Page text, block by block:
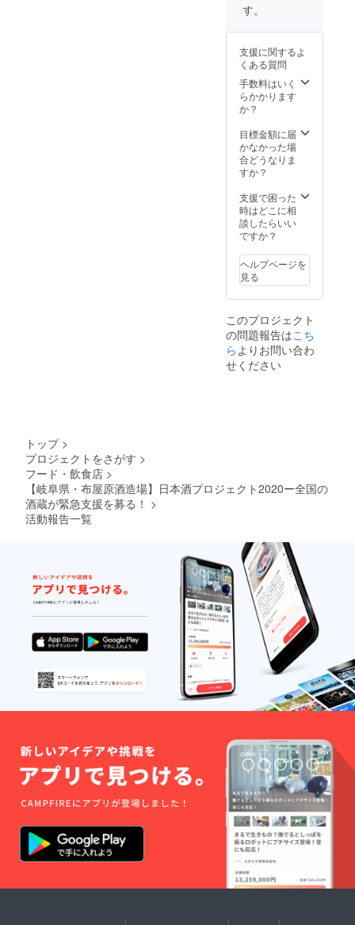
ジェクト2020」運営事務局
株式会社Agnavi 代表取締
役CEO東京農業大学大学
院 農学研究科 博士課程
律で禁
ていま
す ※ 配
送日時
の指定
は致し
す。ご
了承く
ださ
い。
す。
支援に関するよ
くある質問
手数料はいく
らかかります
か？
目標金額に届
かなかった場
合どうなりま
すか？
支援で困った
時はどこに相
談したらいい
ですか？
ヘルプページを
見る
このプロジェクト
の問題報告はこち
ら よりお問い合わ
せください
トップ >
プロジェクトをさがす >
フード・飲食店 >
【岐阜県・布屋原酒造場】日本酒プロジェクト2020ー全国の
酒蔵が緊急支援を募る！ >
活動報告一覧